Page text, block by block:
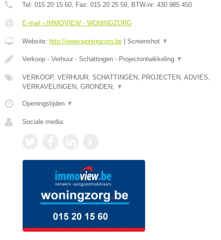
Tel: 015 20 15 60 , Fax: 015 20 25 59 , BTW-nr: 430 985 450
E-mail › IMMOVIEW - WONINGZORG
Website: http://www.woningzorg.be Screenshot ▼
Verkoop - Verhuur - Schattingen - Projectontwikkeling ▼
VERKOOP, VERHUUR, SCHATTINGEN, PROJECTEN, ADVIES,
VERKAVELINGEN, GRONDEN,
▼
Openingstijden ▼
Sociale media: